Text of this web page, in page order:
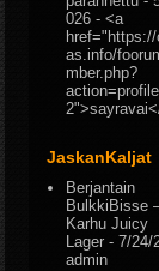
026 - <a
as.info/
mber.php?
JaskanKaljat
Berjantain
BulkkiBisse
Karhu Juicy
Lager - 7/24/
admin